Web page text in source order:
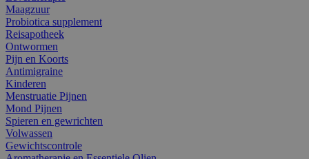
Maagzuur
Probiotica supplement
Reisapotheek
Ontwormen
Pijn en Koorts
Antimigraine
Kinderen
Menstruatie Pijnen
Mond Pijnen
Spieren en gewrichten
Volwassen
Gewichtscontrole